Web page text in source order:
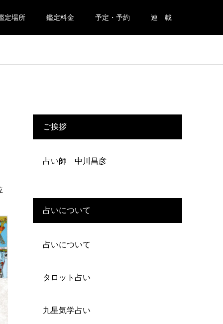
定場所 鑑定料金 予定・予約 連 載
ご挨拶
占い師 中川昌彦
占いについて
占いについて
タロット占い
九星気学占い